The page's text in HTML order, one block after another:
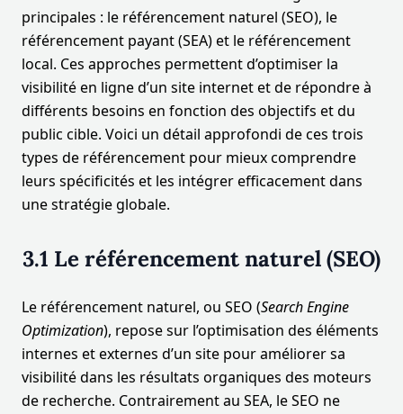
principales : le référencement naturel (SEO), le
référencement payant (SEA) et le référencement
local. Ces approches permettent d’optimiser la
visibilité en ligne d’un site internet et de répondre à
différents besoins en fonction des objectifs et du
public cible. Voici un détail approfondi de ces trois
types de référencement pour mieux comprendre
leurs spécificités et les intégrer efficacement dans
une stratégie globale.
3.1 Le référencement naturel (SEO)
Le référencement naturel, ou SEO (Search Engine
Optimization), repose sur l’optimisation des éléments
internes et externes d’un site pour améliorer sa
visibilité dans les résultats organiques des moteurs
de recherche. Contrairement au SEA, le SEO ne